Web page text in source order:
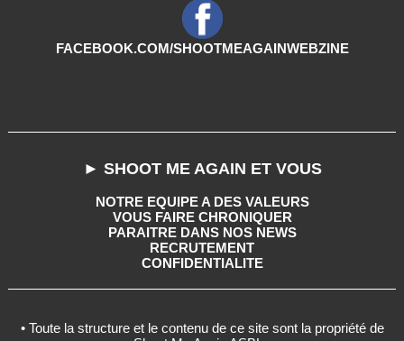
FACEBOOK.COM/SHOOTMEAGAINWEBZINE
► SHOOT ME AGAIN ET VOUS
NOTRE EQUIPE A DES VALEURS
VOUS FAIRE CHRONIQUER
PARAITRE DANS NOS NEWS
RECRUTEMENT
CONFIDENTIALITE
• Toute la structure et le contenu de ce site sont la propriété de